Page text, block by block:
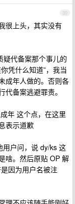
30
很上头，其实没有
代备案那个事儿的
凭什么知道”，我当
成年人做的。否则各
备案逃避罪责。
年 这个点，在这里
表示道歉
用户问，说 dy/ks 这
啥。然后原贴 OP 解
因为用户名被注